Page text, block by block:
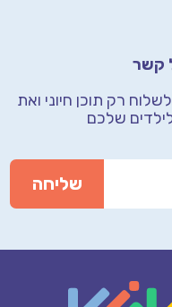
קשר
רק תוכן חיוני ואת
שלכם